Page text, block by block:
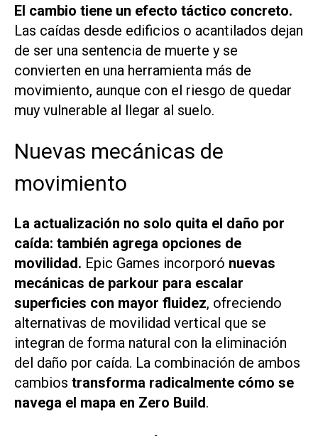
El cambio tiene un efecto táctico concreto.
Las caídas desde edificios o acantilados dejan
de ser una sentencia de muerte y se
convierten en una herramienta más de
movimiento, aunque con el riesgo de quedar
muy vulnerable al llegar al suelo.
Nuevas mecánicas de
movimiento
La actualización no solo quita el daño por
caída: también agrega opciones de
movilidad. Epic Games incorporó nuevas
mecánicas de parkour para escalar
superficies con mayor fluidez, ofreciendo
alternativas de movilidad vertical que se
integran de forma natural con la eliminación
del daño por caída. La combinación de ambos
cambios transforma radicalmente cómo se
navega el mapa en Zero Build.